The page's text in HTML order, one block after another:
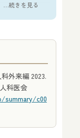
…続きを見る
外来編 2023.
科医会
summary/c00